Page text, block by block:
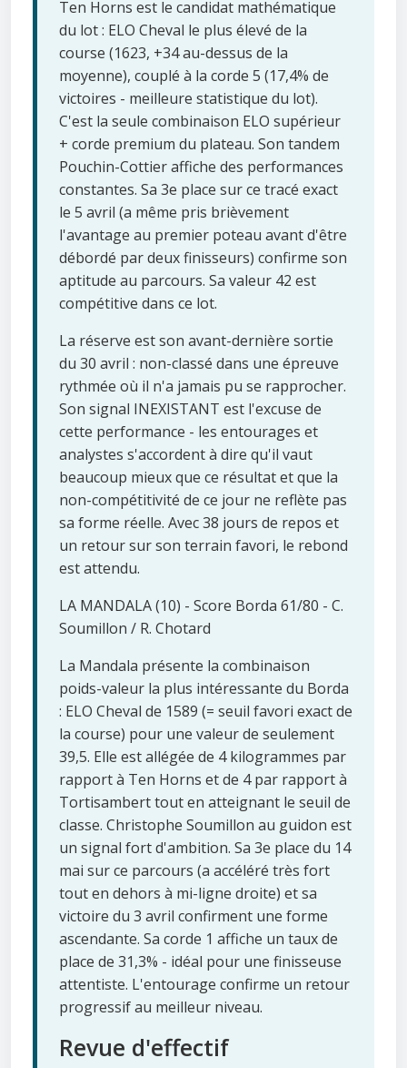
Ten Horns est le candidat mathématique
du lot : ELO Cheval le plus élevé de la
course (1623, +34 au-dessus de la
moyenne), couplé à la corde 5 (17,4% de
victoires - meilleure statistique du lot).
C'est la seule combinaison ELO supérieur
+ corde premium du plateau. Son tandem
Pouchin-Cottier affiche des performances
constantes. Sa 3e place sur ce tracé exact
le 5 avril (a même pris brièvement
l'avantage au premier poteau avant d'être
débordé par deux finisseurs) confirme son
aptitude au parcours. Sa valeur 42 est
compétitive dans ce lot.
La réserve est son avant-dernière sortie
du 30 avril : non-classé dans une épreuve
rythmée où il n'a jamais pu se rapprocher.
Son signal INEXISTANT est l'excuse de
cette performance - les entourages et
analystes s'accordent à dire qu'il vaut
beaucoup mieux que ce résultat et que la
non-compétitivité de ce jour ne reflète pas
sa forme réelle. Avec 38 jours de repos et
un retour sur son terrain favori, le rebond
est attendu.
LA MANDALA (10) - Score Borda 61/80 - C.
Soumillon / R. Chotard
La Mandala présente la combinaison
poids-valeur la plus intéressante du Borda
: ELO Cheval de 1589 (= seuil favori exact de
la course) pour une valeur de seulement
39,5. Elle est allégée de 4 kilogrammes par
rapport à Ten Horns et de 4 par rapport à
Tortisambert tout en atteignant le seuil de
classe. Christophe Soumillon au guidon est
un signal fort d'ambition. Sa 3e place du 14
mai sur ce parcours (a accéléré très fort
tout en dehors à mi-ligne droite) et sa
victoire du 3 avril confirment une forme
ascendante. Sa corde 1 affiche un taux de
place de 31,3% - idéal pour une finisseuse
attentiste. L'entourage confirme un retour
progressif au meilleur niveau.
Revue d'effectif